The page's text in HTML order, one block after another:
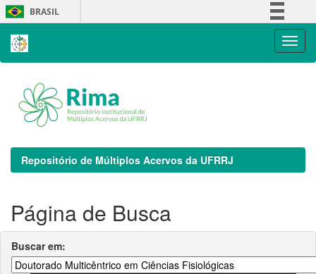
Skip
navigation
BRASIL
Repositório de Múltiplos Acervos da UFRRJ
Página de Busca
Buscar em: